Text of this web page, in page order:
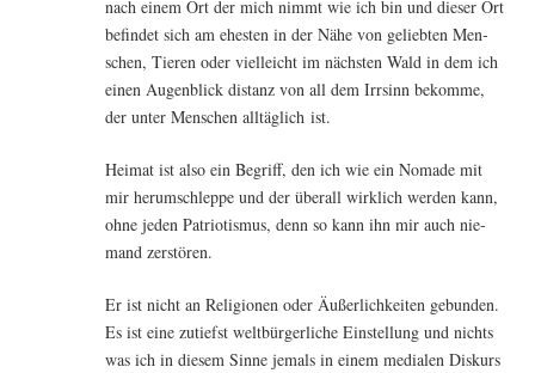
nach einem Ort der mich nimmt wie ich bin und die­ser Ort
befin­det sich am ehes­ten in der Nähe von gelieb­ten Men­
schen, Tie­ren oder viel­leicht im nächs­ten Wald in dem ich
einen Augen­blick distanz von all dem Irr­sinn bekom­me,
der unter Men­schen all­täg­lich ist.
Hei­mat ist also ein Begriff, den ich wie ein Noma­de mit
mir her­um­schlep­pe und der über­all wirk­lich wer­den kann,
ohne jeden Patrio­tis­mus, denn so kann ihn mir auch nie­
mand zerstören.
Er ist nicht an Reli­gio­nen oder Äußer­lich­kei­ten gebun­den.
Es ist eine zutiefst welt­bür­ger­li­che Ein­stel­lung und nichts
was ich in die­sem Sin­ne jemals in einem media­len Dis­kurs